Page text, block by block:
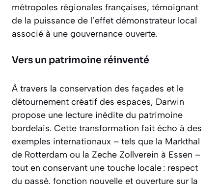
métropoles régionales françaises, témoignant
de la puissance de l’effet démonstrateur local
associé à une gouvernance ouverte.
Vers un patrimoine réinventé
À travers la conservation des façades et le
détournement créatif des espaces, Darwin
propose une lecture inédite du patrimoine
bordelais. Cette transformation fait écho à des
exemples internationaux – tels que la Markthal
de Rotterdam ou la Zeche Zollverein à Essen –
tout en conservant une touche locale : respect
du passé, fonction nouvelle et ouverture sur la